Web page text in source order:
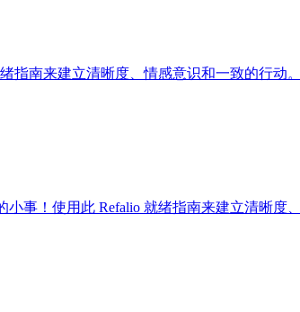
指南来建立清晰度、情感意识和一致的行动。
事！使用此 Refalio 就绪指南来建立清晰度